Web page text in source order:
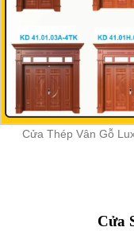
Cửa Thép Vân Gỗ
Cửa